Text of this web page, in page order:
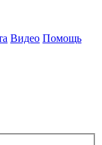
Видео Помощь